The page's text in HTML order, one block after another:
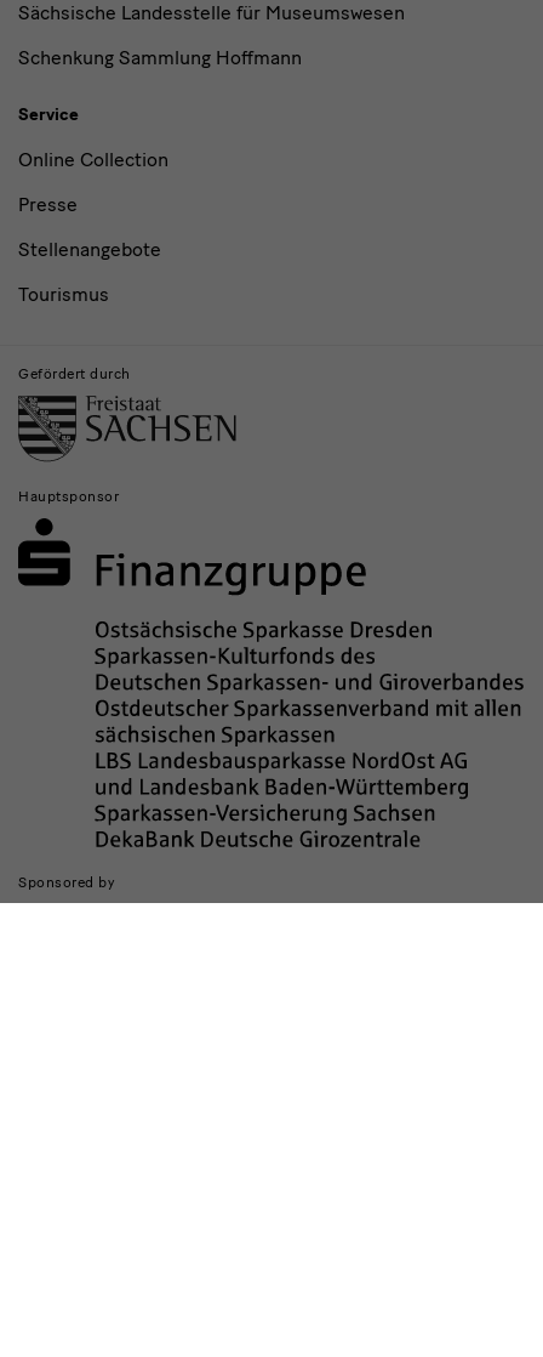
Sächsische Landesstelle für Museumswesen
Schenkung Sammlung Hoffmann
Service
Online Collection
Presse
Stellenangebote
Tourismus
Gefördert durch
Hauptsponsor
Sponsored by